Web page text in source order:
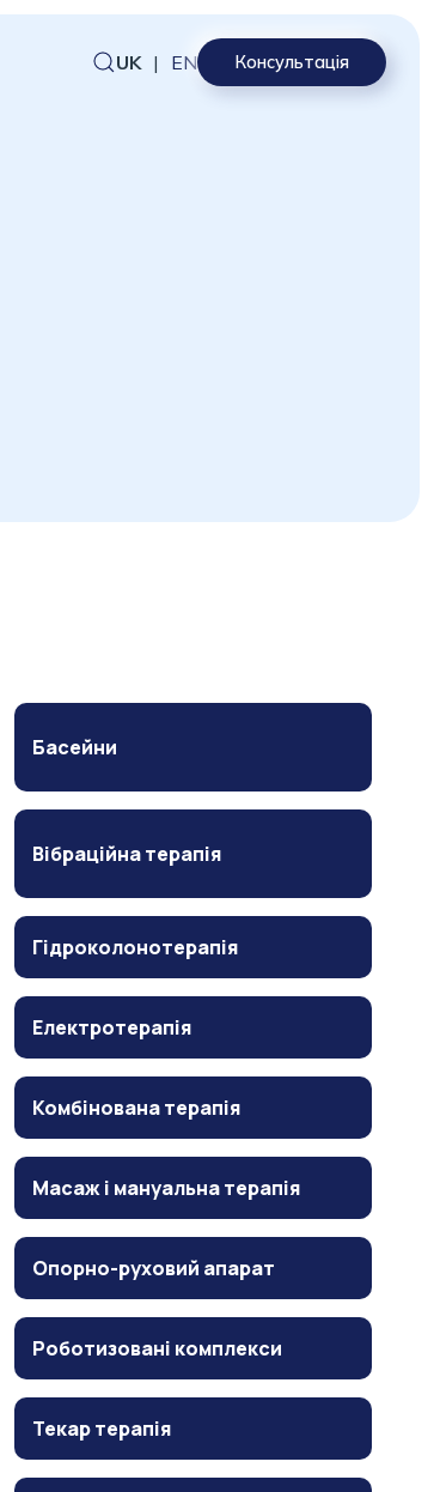
UK | EN Консультація
Басейни
Вібраційна терапія
Гідроколонотерапія
Електротерапія
Комбінована терапія
Масаж і мануальна терапія
Опорно-руховий апарат
Роботизовані комплекси
Текар терапія